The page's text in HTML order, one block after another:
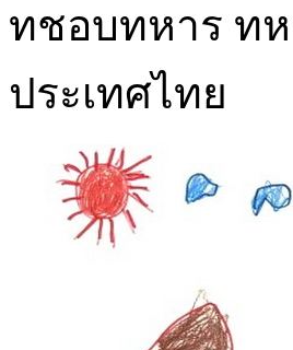
ทชอบทหาร ทห
ประเทศไทย